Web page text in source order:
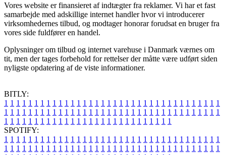
Vores website er finansieret af indtægter fra reklamer. Vi har et fast
samarbejde med adskillige internet handler hvor vi introducerer
virksomhedernes tilbud, og modtager honorar forudsat en bruger fra
vores side fuldfører en handel.
Oplysninger om tilbud og internet varehuse i Danmark værnes om
tit, men der tages forbehold for rettelser der måtte være udført siden
nyligste opdatering af de viste informationer.
BITLY:
1 1 1 1 1 1 1 1 1 1 1 1 1 1 1 1 1 1 1 1 1 1 1 1 1 1 1 1 1 1 1 1 1 1 1 1
1 1 1 1 1 1 1 1 1 1 1 1 1 1 1 1 1 1 1 1 1 1 1 1 1 1 1 1 1 1 1 1 1 1 1 1
1 1 1 1 1 1 1 1 1 1 1 1 1 1 1 1 1 1 1 1 1 1 1 1 1 1 1 1
SPOTIFY:
1 1 1 1 1 1 1 1 1 1 1 1 1 1 1 1 1 1 1 1 1 1 1 1 1 1 1 1 1 1 1 1 1 1 1 1
1 1 1 1 1 1 1 1 1 1 1 1 1 1 1 1 1 1 1 1 1 1 1 1 1 1 1 1 1 1 1 1 1 1 1 1